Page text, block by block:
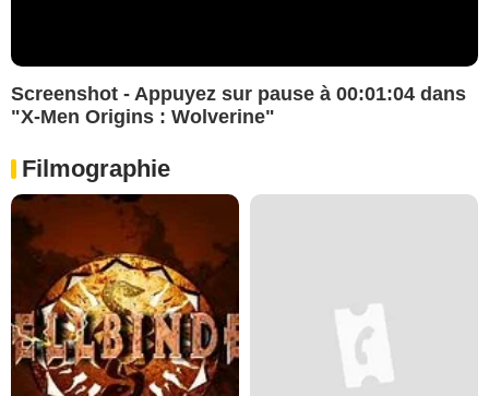
Screenshot - Appuyez sur pause à 00:01:04 dans
"X-Men Origins : Wolverine"
Filmographie